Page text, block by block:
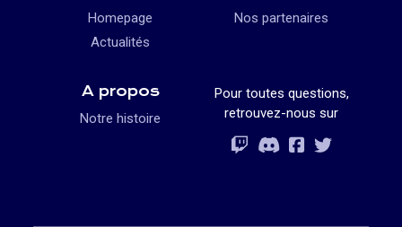
Homepage
Actualités
Nos partenaires
A propos
Notre histoire
Pour toutes questions,
retrouvez-nous sur
Rejoignez-
Rejoignez-
Rejoignez-
Rejoignez-